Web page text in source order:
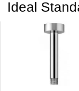
Ideal